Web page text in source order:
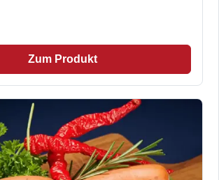
Zum Produkt